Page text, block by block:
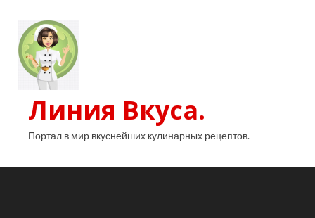
Линия Вкуса.
Портал в мир вкуснейших кулинарных рецептов.